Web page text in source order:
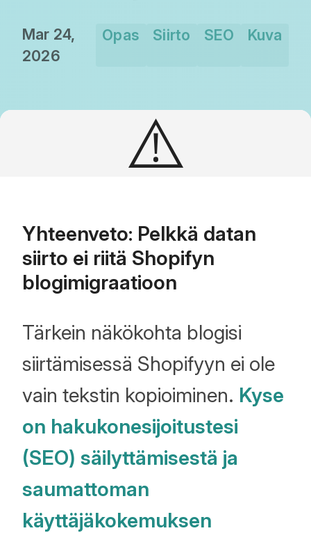
Mar 24,
2026
Opas Siirto SEO Kuva
⚠️
Yhteenveto: Pelkkä datan
siirto ei riitä Shopifyn
blogimigraatioon
Tärkein näkökohta blogisi
siirtämisessä Shopifyyn ei ole
vain tekstin kopioiminen. Kyse
on hakukonesijoitustesi
(SEO) säilyttämisestä ja
saumattoman
käyttäjäkokemuksen